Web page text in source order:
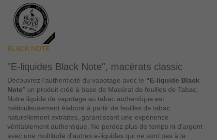
BLACK NOTE
"E-liquides Black Note", macérats classic
Découvrez l'authenticité du vapotage avec le "E-liquide Black
Note" un produit créé à base de Macérat de feuilles de Tabac.
Notre liquide de vapotage au tabac authentique est
méticuleusement élaboré à partir de feuilles de tabac
naturellement extraites, garantissant une expérience
véritablement authentique. Ne perdez plus de temps ni d'argent
avec une multitude d'autres e-liquides qui ne sont pas à la